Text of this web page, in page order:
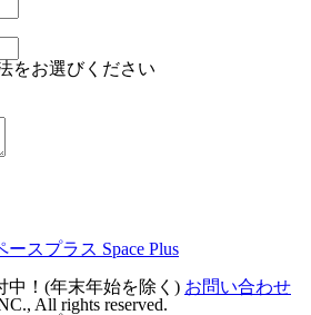
をお選びください
中！(年末年始を除く) お問い合わせ
All rights reserved.